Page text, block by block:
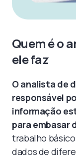
Quem é o
ele faz
O analista de
responsável
informação
para embasar
trabalho
dados de